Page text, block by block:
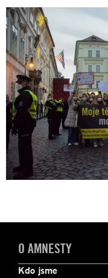
O AMNESTY
Kdo jsme